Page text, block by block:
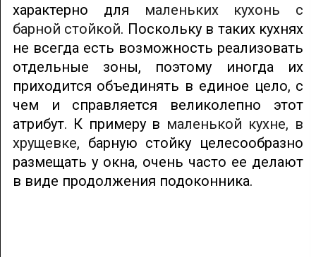
характерно для
маленьких кухонь с
барной стойкой. Поскольку в таких кухнях
не всегда есть возможность реализовать
отдельные зоны, поэтому иногда их
приходится объединять в единое цело, с
чем и справляется великолепно этот
атрибут. К примеру в маленькой кухне, в
хрущевке, барную стойку целесообразно
размещать у окна, очень часто ее делают
в виде продолжения подоконника.